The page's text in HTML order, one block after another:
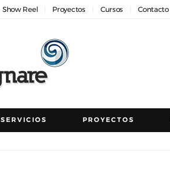
Show Reel Proyectos Cursos Contacto
SERVICIOS PROYECTOS